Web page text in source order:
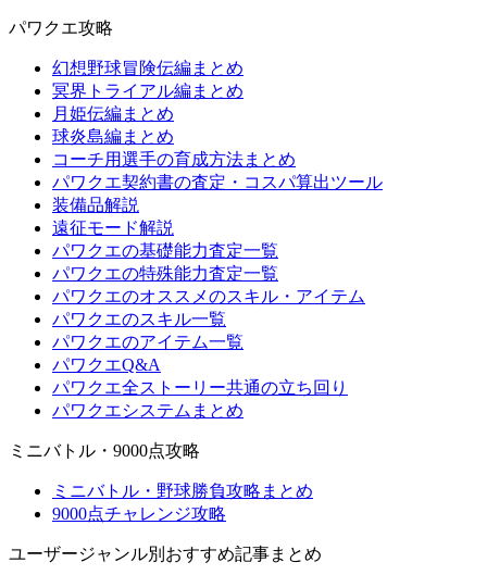
パワクエ攻略
幻想野球冒険伝編まとめ
冥界トライアル編まとめ
月姫伝編まとめ
球炎島編まとめ
コーチ用選手の育成方法まとめ
パワクエ契約書の査定・コスパ算出ツール
装備品解説
遠征モード解説
パワクエの基礎能力査定一覧
パワクエの特殊能力査定一覧
パワクエのオススメのスキル・アイテム
パワクエのスキル一覧
パワクエのアイテム一覧
パワクエQ&A
パワクエ全ストーリー共通の立ち回り
パワクエシステムまとめ
ミニバトル・9000点攻略
ミニバトル・野球勝負攻略まとめ
9000点チャレンジ攻略
ユーザージャンル別おすすめ記事まとめ